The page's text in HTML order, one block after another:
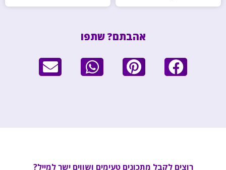
אהבתם? שתפו
רוצים לקבל מתכונים טעימים ושווים ישר למייל?